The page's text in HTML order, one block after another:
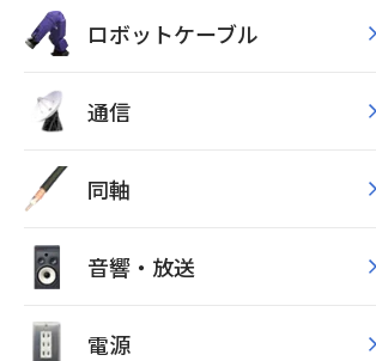
ロボットケーブル
通信
同軸
音響・放送
電源